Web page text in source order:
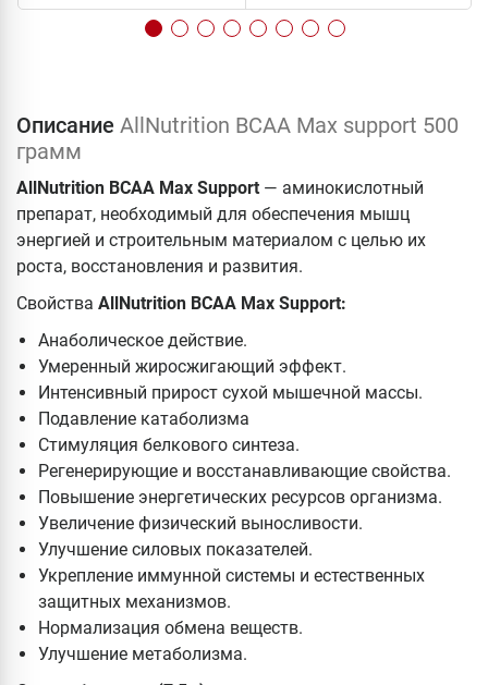
Описание AllNutrition BCAA Max support 500
грамм
AllNutrition BCAA Max Support — аминокислотный
препарат, необходимый для обеспечения мышц
энергией и строительным материалом с целью их
роста, восстановления и развития.
Свойства AllNutrition BCAA Max Support:
Анаболическое действие.
Умеренный жиросжигающий эффект.
Интенсивный прирост сухой мышечной массы.
Подавление катаболизма
Стимуляция белкового синтеза.
Регенерирующие и восстанавливающие свойства.
Повышение энергетических ресурсов организма.
Увеличение физический выносливости.
Улучшение силовых показателей.
Укрепление иммунной системы и естественных
защитных механизмов.
Нормализация обмена веществ.
Улучшение метаболизма.